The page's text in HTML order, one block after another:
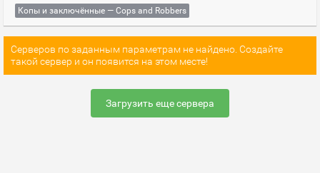
Копы и заключённые — Cops and Robbers
Серверов по заданным параметрам не найдено. Создайте
такой сервер и он появится на этом месте!
Загрузить еще сервера